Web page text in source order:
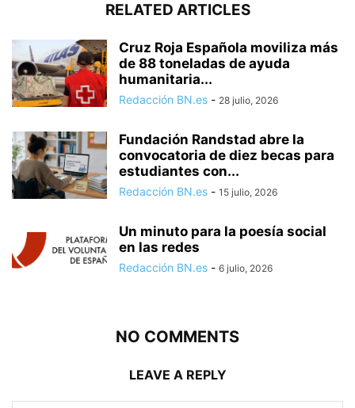
RELATED ARTICLES
Cruz Roja Española moviliza más
de 88 toneladas de ayuda
humanitaria...
Redacción BN.es - 28 julio, 2026
Fundación Randstad abre la
convocatoria de diez becas para
estudiantes con...
Redacción BN.es - 15 julio, 2026
Un minuto para la poesía social
en las redes
Redacción BN.es - 6 julio, 2026
NO COMMENTS
LEAVE A REPLY